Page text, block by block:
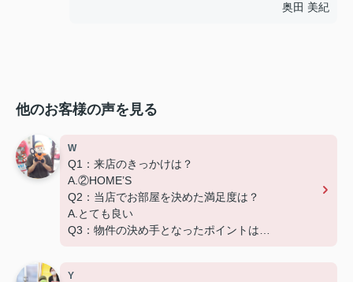
奥田 美紀
他のお客様の声を見る
W
Q1：来店のきっかけは？
A.②HOME’S
Q2：当店でお部屋を決めた満足度は？
A.とても良い
Q3：物件の決め手となったポイントは？
Y